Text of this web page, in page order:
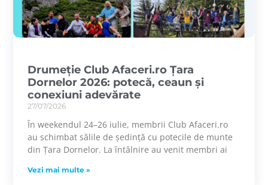
Drumeție Club Afaceri.ro Țara
Dornelor 2026: potecă, ceaun și
conexiuni adevărate
27/07/2026
În weekendul 24–26 iulie, membrii Club Afaceri.ro
au schimbat sălile de ședință cu potecile de munte
din Țara Dornelor. La întâlnire au venit membri ai
Vezi mai multe »